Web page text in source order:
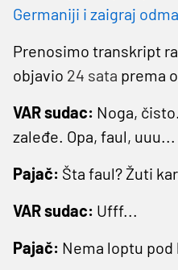
Germaniji i zaigraj
Prenosimo transkript
objavio 24 sata prema
VAR sudac: Noga,
zaleđe. Opa, faul, uuu...
Pajač: Šta faul? Žuti
VAR sudac: Ufff...
Pajač: Nema loptu